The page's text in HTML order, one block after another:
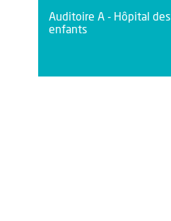
Auditoire A - Hôpital des
enfants